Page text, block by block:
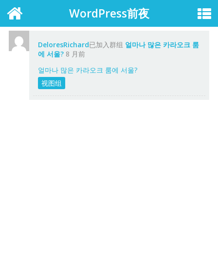
WordPress前夜
DeloresRichard已加入群组 얼마나 많은 카라오크 룸
에 서울? 8 月前
얼마나 많은 카라오크 룸에 서울?
视图组